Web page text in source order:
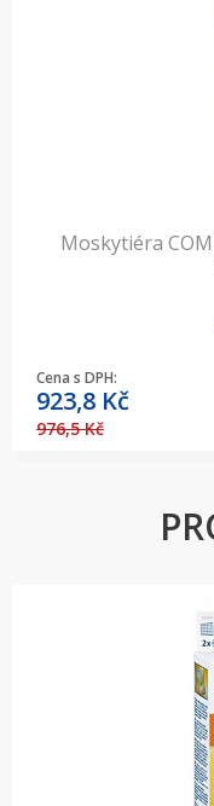
Moskytiéra
Cena s DPH:
923,8 Kč
976,5 Kč